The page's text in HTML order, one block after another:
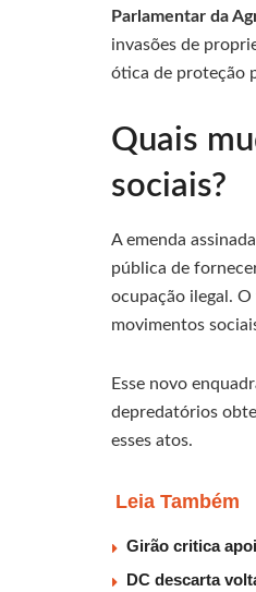
Parlamentar da
invasões de
ótica de proteção
Quais
sociais?
A emenda
pública de
ocupação ilegal.
movimentos
Esse novo
depredatórios
esses atos.
Leia Também
Girão critica
DC descarta